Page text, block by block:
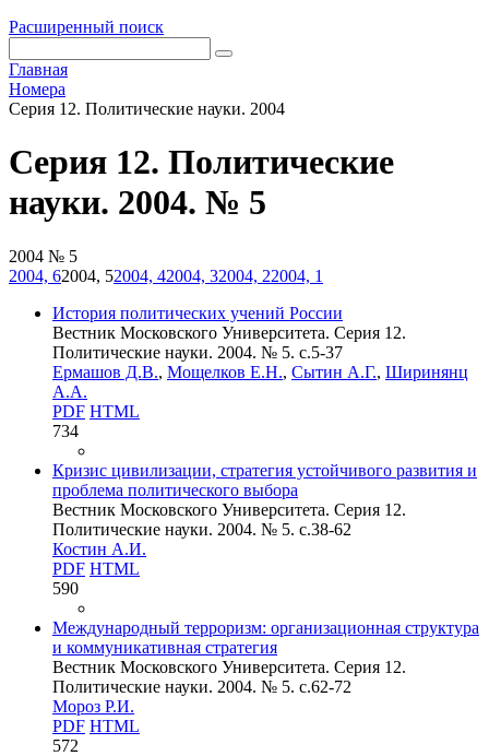
Расширенный поиск
Главная
Номера
Серия 12. Политические науки. 2004
Серия 12. Политические
науки. 2004. № 5
2004 № 5
2004, 62004, 52004, 42004, 32004, 22004, 1
История политических учений России
Вестник Московского Университета. Серия 12.
Политические науки. 2004. № 5. c.5-37
Ермашов Д.В., Мощелков Е.Н., Сытин А.Г., Ширинянц
А.А.
PDF HTML
734
Кризис цивилизации, стратегия устойчивого развития и
проблема политического выбора
Вестник Московского Университета. Серия 12.
Политические науки. 2004. № 5. c.38-62
Костин А.И.
PDF HTML
590
Международный терроризм: организационная структура
и коммуникативная стратегия
Вестник Московского Университета. Серия 12.
Политические науки. 2004. № 5. c.62-72
Мороз Р.И.
PDF HTML
572